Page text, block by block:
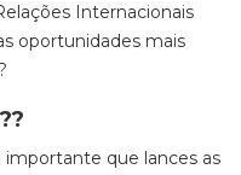
Internacionais
oportunidades mais
??
importante que lances as